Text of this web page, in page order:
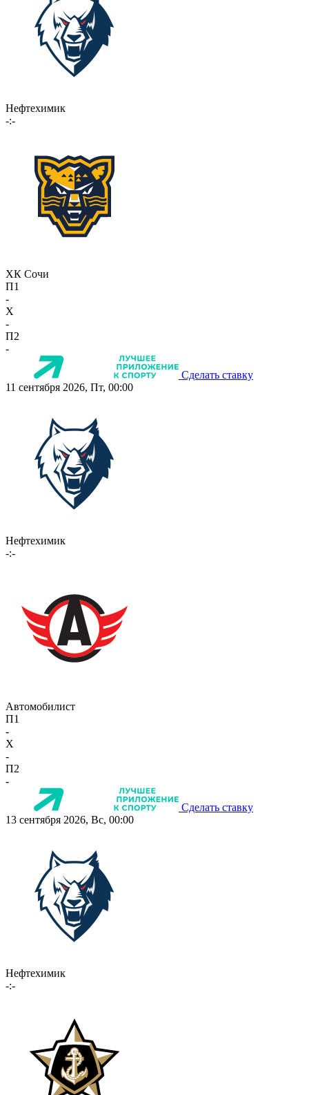
Нефтехимик
-:-
ХК Сочи
П1
-
X
-
П2
-
Сделать ставку
11 сентября 2026, Пт, 00:00
Нефтехимик
-:-
Автомобилист
П1
-
X
-
П2
-
Сделать ставку
13 сентября 2026, Вс, 00:00
Нефтехимик
-:-